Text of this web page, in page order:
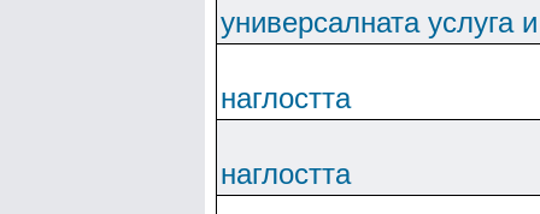
универсалната услуга
наглостта
наглостта